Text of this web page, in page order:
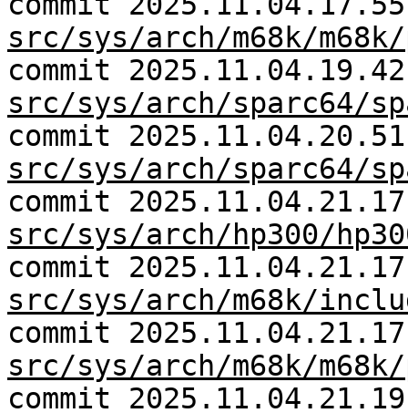
src/sys/arch/m68k/
commit
src/sys/arch/sparc64/
commit
src/sys/arch/sparc64/
commit
src/sys/arch/hp300/
commit
src/sys/arch/m68k/
commit
src/sys/arch/m68k/
commit